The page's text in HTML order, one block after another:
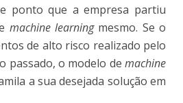
ponto que a empresa partiu
machine learningmesmo. Se o
de alto risco realizado pelo
passado, o modelo de machine
a sua desejada solução em